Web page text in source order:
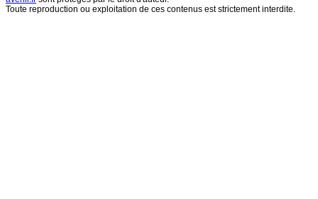
Toute reproduction ou exploitation de ces contenus est strictement interdite.